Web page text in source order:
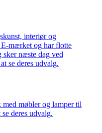
interiør og
mærket og har flotte
sker næste dag ved
se deres udvalg.
møbler og lamper til
deres udvalg.